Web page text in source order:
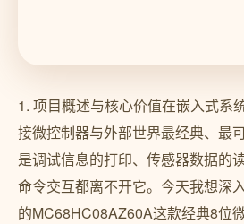
1. 项目概述与核心价值在嵌入式系
接微控制器与外部世界最经典、最
是调试信息的打印、传感器数据的
命令交互都离不开它。今天我想深
的MC68HC08AZ60A这款经典8位